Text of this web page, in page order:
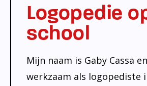
Logopedie
school
Mijn naam is Gaby Cassa
werkzaam als logopediste